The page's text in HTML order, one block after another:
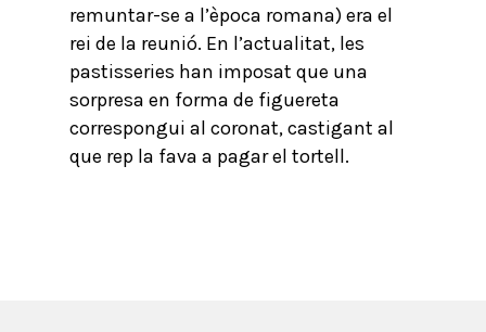
remuntar-se a l’època romana) era el
rei de la reunió. En l’actualitat, les
pastisseries han imposat que una
sorpresa en forma de figuereta
correspongui al coronat, castigant al
que rep la fava a pagar el tortell.